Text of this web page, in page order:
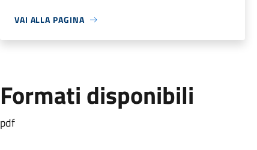
VAI ALLA PAGINA
Formati disponibili
pdf